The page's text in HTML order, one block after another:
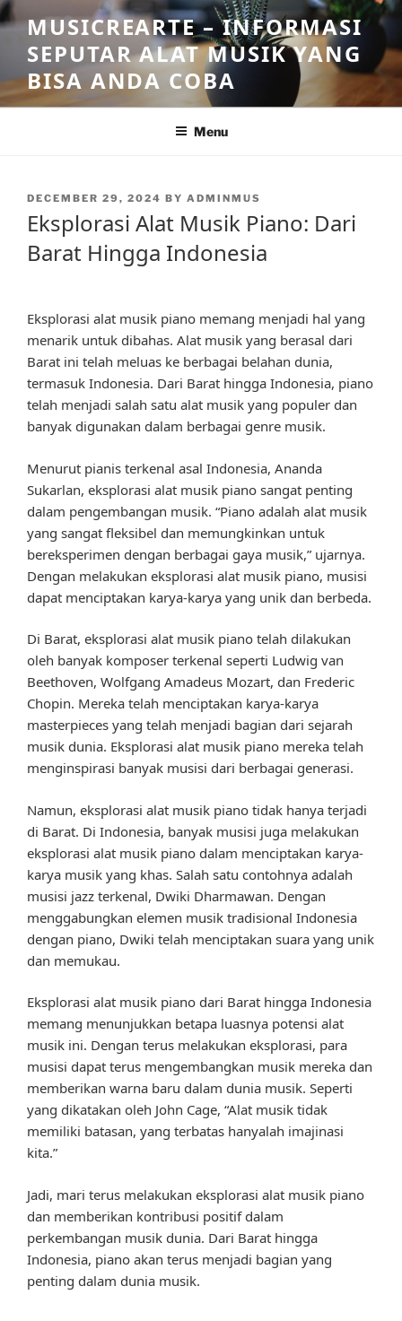
Skip
to
content
MUSICREARTE – INFORMASI
SEPUTAR ALAT MUSIK YANG
BISA ANDA COBA
Menu
POSTED
ON
DECEMBER 29, 2024 BY ADMINMUS
Eksplorasi Alat Musik Piano: Dari
Barat Hingga Indonesia
Eksplorasi alat musik piano memang menjadi hal yang
menarik untuk dibahas. Alat musik yang berasal dari
Barat ini telah meluas ke berbagai belahan dunia,
termasuk Indonesia. Dari Barat hingga Indonesia, piano
telah menjadi salah satu alat musik yang populer dan
banyak digunakan dalam berbagai genre musik.
Menurut pianis terkenal asal Indonesia, Ananda
Sukarlan, eksplorasi alat musik piano sangat penting
dalam pengembangan musik. “Piano adalah alat musik
yang sangat fleksibel dan memungkinkan untuk
bereksperimen dengan berbagai gaya musik,” ujarnya.
Dengan melakukan eksplorasi alat musik piano, musisi
dapat menciptakan karya-karya yang unik dan berbeda.
Di Barat, eksplorasi alat musik piano telah dilakukan
oleh banyak komposer terkenal seperti Ludwig van
Beethoven, Wolfgang Amadeus Mozart, dan Frederic
Chopin. Mereka telah menciptakan karya-karya
masterpieces yang telah menjadi bagian dari sejarah
musik dunia. Eksplorasi alat musik piano mereka telah
menginspirasi banyak musisi dari berbagai generasi.
Namun, eksplorasi alat musik piano tidak hanya terjadi
di Barat. Di Indonesia, banyak musisi juga melakukan
eksplorasi alat musik piano dalam menciptakan karya-
karya musik yang khas. Salah satu contohnya adalah
musisi jazz terkenal, Dwiki Dharmawan. Dengan
menggabungkan elemen musik tradisional Indonesia
dengan piano, Dwiki telah menciptakan suara yang unik
dan memukau.
Eksplorasi alat musik piano dari Barat hingga Indonesia
memang menunjukkan betapa luasnya potensi alat
musik ini. Dengan terus melakukan eksplorasi, para
musisi dapat terus mengembangkan musik mereka dan
memberikan warna baru dalam dunia musik. Seperti
yang dikatakan oleh John Cage, “Alat musik tidak
memiliki batasan, yang terbatas hanyalah imajinasi
kita.”
Jadi, mari terus melakukan eksplorasi alat musik piano
dan memberikan kontribusi positif dalam
perkembangan musik dunia. Dari Barat hingga
Indonesia, piano akan terus menjadi bagian yang
penting dalam dunia musik.